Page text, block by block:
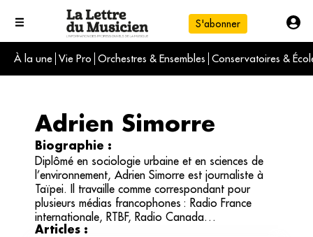
S'abonner
À la une Vie Pro Orchestres & Ensembles Conservatoires &
L'info du jour
International
Adrien Simorre
Biographie :
Diplômé en sociologie urbaine et en sciences de
l’environnement, Adrien Simorre est journaliste à
Taïpei. Il travaille comme correspondant pour
plusieurs médias francophones : Radio France
internationale, RTBF, Radio Canada…
Articles :